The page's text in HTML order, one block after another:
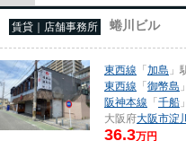
賃貸｜店舗事務所 蜷川ビル
東西線 「加島 」
東西線 「御幣島
阪神本線 「千船
大阪府大阪市淀
36.3万円